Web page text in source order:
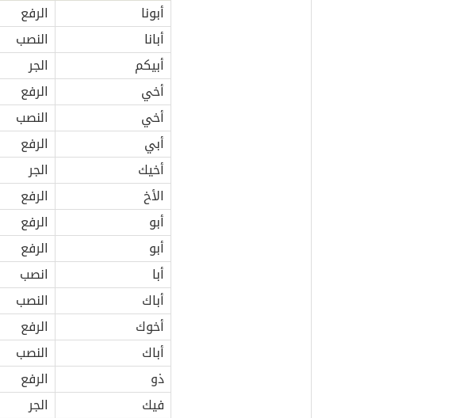
أبونا
الرفع
أبانا
النصب
أبيكم
الجر
أخي
الرفع
أخي
النصب
أبي
الرفع
أخيك
الجر
الأخ
الرفع
أبو
الرفع
أبو
الرفع
أبا
انصب
أباك
النصب
أخوك
الرفع
أباك
النصب
ذو
الرفع
فيك
الجر